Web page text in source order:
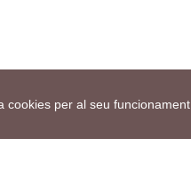
cookies per al seu funcionament.